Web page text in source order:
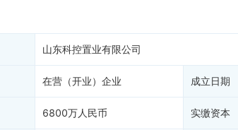
信用评价
进出口信用
地块公示
山东科控置业有限公司
在营（开业）企业 成立日期
6800万人民币 实缴资本